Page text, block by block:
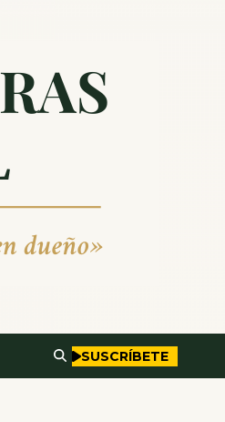
SUSCRÍBETE